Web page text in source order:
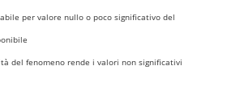
per valore nullo o poco significativo del
del fenomeno rende i valori non significativi